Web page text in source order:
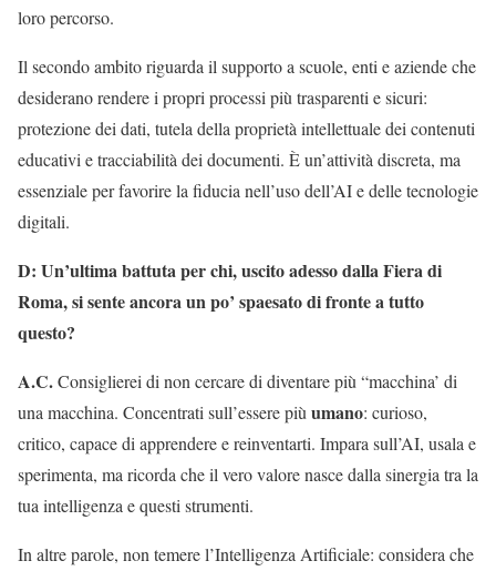
loro percorso.
Il secondo ambito riguarda il supporto a scuole, enti e aziende che
desiderano rendere i propri processi più trasparenti e sicuri:
protezione dei dati, tutela della proprietà intellettuale dei contenuti
educativi e tracciabilità dei documenti. È un’attività discreta, ma
essenziale per favorire la fiducia nell’uso dell’AI e delle tecnologie
digitali.
D: Un’ultima battuta per chi, uscito adesso dalla Fiera di
Roma, si sente ancora un po’ spaesato di fronte a tutto
questo?
A.C.Consiglierei di non cercare di diventare più “macchina’ di
una macchina. Concentrati sull’essere piùumano: curioso,
critico, capace di apprendere e reinventarti. Impara sull’AI, usala e
sperimenta, ma ricorda che il vero valore nasce dalla sinergia tra la
tua intelligenza e questi strumenti.
In altre parole, non temere l’Intelligenza Artificiale: considera che